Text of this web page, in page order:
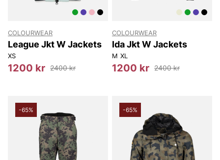
COLOURWEAR
League Jkt W Jackets
XS
1200 kr 2400 kr
COLOURWEAR
Ida Jkt W Jackets
M XL
1200 kr 2400 kr
-65% -65%